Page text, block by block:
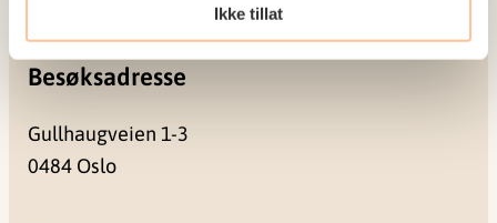
Ikke tillat
Besøksadresse
Gullhaugveien 1-3
0484 Oslo